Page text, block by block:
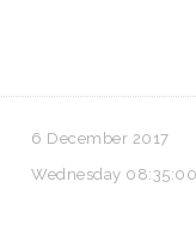
6 December 2017
Wednesday 08:35:00